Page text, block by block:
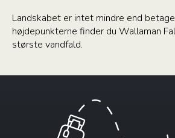
Landskabet er intet mindre end
højdepunkterne finder du Wallaman
største vandfald.